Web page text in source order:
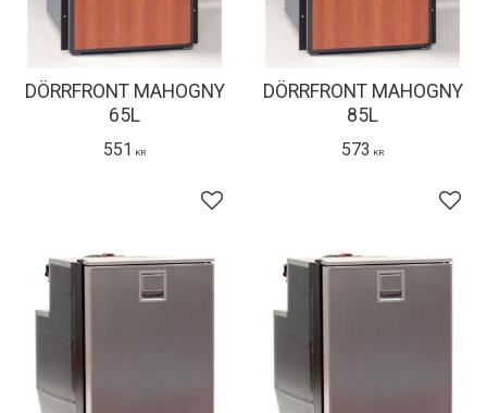
DÖRRFRONT MAHOGNY
65L
551 KR
Lägg till i favoriter
DÖRRFRONT MAHOGNY
85L
573 KR